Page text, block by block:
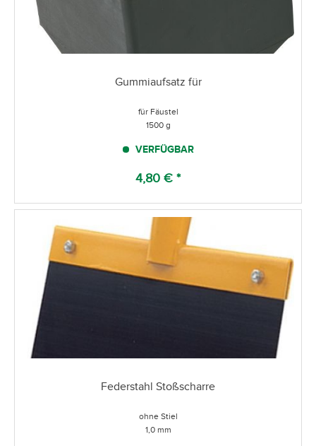
Gummiaufsatz für
für Fäustel
1500 g
VERFÜGBAR
4,80 € *
Federstahl Stoßscharre
ohne Stiel
1,0 mm